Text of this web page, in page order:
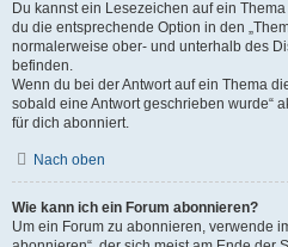
Du kannst ein Lesezeichen auf ein
du die entsprechende Option in den
normalerweise ober- und unterhalb des
befinden.
Wenn du bei der Antwort auf ein Thema
sobald eine Antwort geschrieben wurde“
für dich abonniert.
Nach oben
Wie kann ich ein Forum abonnieren?
Um ein Forum zu abonnieren, verwende